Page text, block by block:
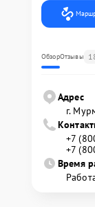
ОбзорОтзывы
Адрес
г.
+7
+7
Время